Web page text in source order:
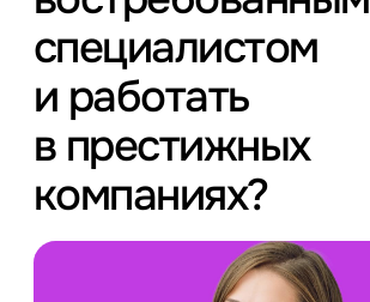
специалистом
и работать
в престижных
компаниях?